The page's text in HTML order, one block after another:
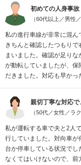
初めての人身事故
（60代以上／男性
私の進行車線が非常に混ん
きちんと確認したつもり
まいました。確認が足り
が動転していましたが、
だきました。対応も早かっ
親切丁寧な対応
（50代／女性／ラ
私が運転する車で夫と2人
行していました。対向車
台か停車している状況で
なくてはいけないので、